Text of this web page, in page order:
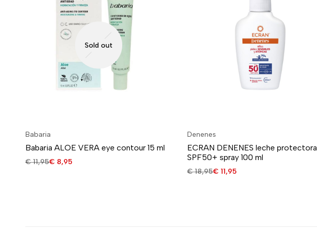
Sold out
Babaria
Babaria ALOE VERA eye contour 15 ml
€11,95€ 8,95
Denenes
ECRAN DENENES leche protectora
SPF50+ spray 100 ml
€18,95€11,95